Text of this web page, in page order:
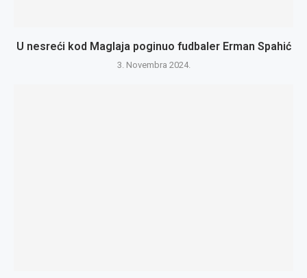
U nesreći kod Maglaja poginuo fudbaler Erman Spahić
3. Novembra 2024.